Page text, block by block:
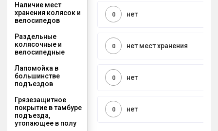
Наличие мест
хранения колясок и
велосипедов
нет
0
Раздельные
колясочные и
велосипедные
нет мест хранения
0
Лапомойка в
большинстве
подъездов
нет
0
Грязезащитное
покрытие в тамбуре
подъезда,
утопающее в полу
нет
0